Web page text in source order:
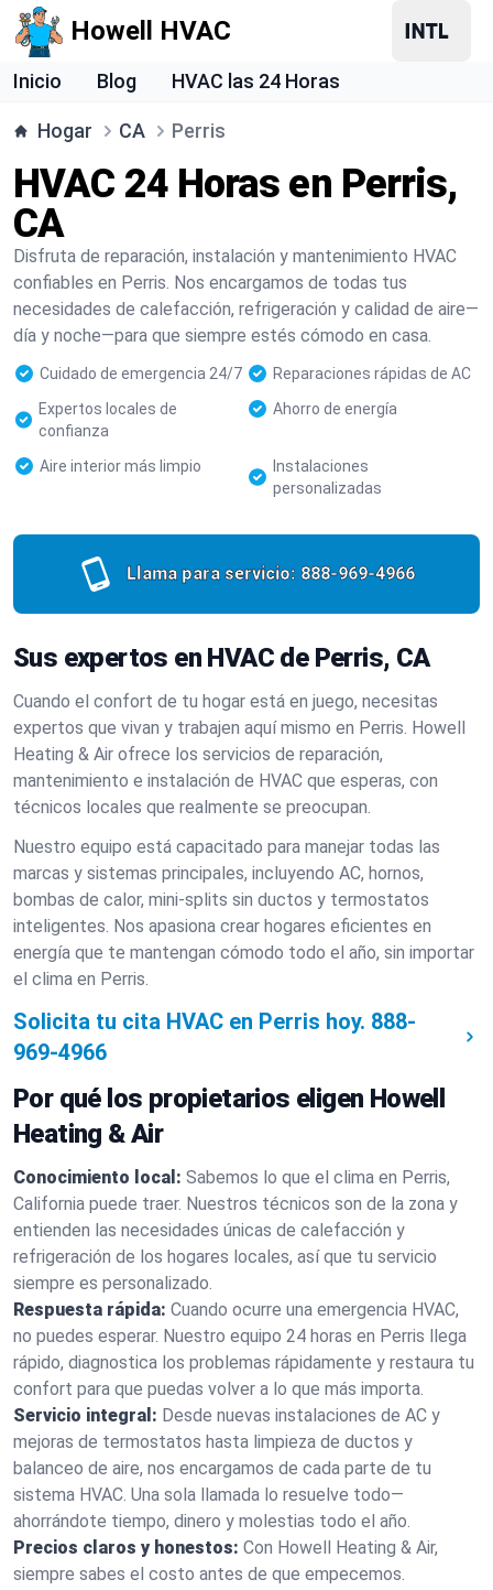
Howell HVAC
Inicio Blog HVAC las 24 Horas
Hogar CA Perris
HVAC 24 Horas en Perris,
CA
Disfruta de reparación, instalación y mantenimiento HVAC
confiables en Perris. Nos encargamos de todas tus
necesidades de calefacción, refrigeración y calidad de aire—
día y noche—para que siempre estés cómodo en casa.
Cuidado de emergencia 24/7
Reparaciones rápidas de AC
Expertos locales de
confianza
Ahorro de energía
Aire interior más limpio
Instalaciones
personalizadas
Llama para servicio: 888-969-4966
Sus expertos en HVAC de Perris, CA
Cuando el confort de tu hogar está en juego, necesitas
expertos que vivan y trabajen aquí mismo en Perris. Howell
Heating & Air ofrece los servicios de reparación,
mantenimiento e instalación de HVAC que esperas, con
técnicos locales que realmente se preocupan.
Nuestro equipo está capacitado para manejar todas las
marcas y sistemas principales, incluyendo AC, hornos,
bombas de calor, mini-splits sin ductos y termostatos
inteligentes. Nos apasiona crear hogares eficientes en
energía que te mantengan cómodo todo el año, sin importar
el clima en Perris.
Solicita tu cita HVAC en Perris hoy. 888-
969-4966
Por qué los propietarios eligen Howell
Heating & Air
Conocimiento local: Sabemos lo que el clima en Perris,
California puede traer. Nuestros técnicos son de la zona y
entienden las necesidades únicas de calefacción y
refrigeración de los hogares locales, así que tu servicio
siempre es personalizado.
Respuesta rápida: Cuando ocurre una emergencia HVAC,
no puedes esperar. Nuestro equipo 24 horas en Perris llega
rápido, diagnostica los problemas rápidamente y restaura tu
confort para que puedas volver a lo que más importa.
Servicio integral: Desde nuevas instalaciones de AC y
mejoras de termostatos hasta limpieza de ductos y
balanceo de aire, nos encargamos de cada parte de tu
sistema HVAC. Una sola llamada lo resuelve todo—
ahorrándote tiempo, dinero y molestias todo el año.
Precios claros y honestos: Con Howell Heating & Air,
siempre sabes el costo antes de que empecemos.